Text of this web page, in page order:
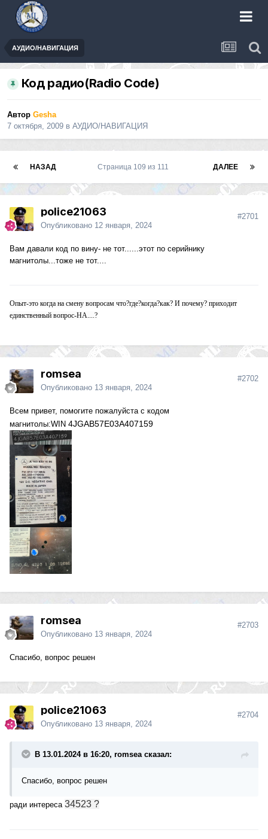
АУДИО/НАВИГАЦИЯ
Код радио(Radio Code)
Автор Gesha
7 октября, 2009 в АУДИО/НАВИГАЦИЯ
НАЗАД ДАЛЕЕ
Страница 109 из 111
police21063
Опубликовано 12 января, 2024
#2701
Вам давали код по вину- не тот......этот по серийнику
магнитолы...тоже не тот....
Опыт-это когда на смену вопросам что?где?когда?как? И почему? приходит
единственный вопрос-НА....?
romsea
Опубликовано 13 января, 2024
#2702
Всем привет, помогите пожалуйста с кодом
магнитолы:WIN 4JGAB57E03A407159
romsea
Опубликовано 13 января, 2024
#2703
Спасибо, вопрос решен
police21063
Опубликовано 13 января, 2024
#2704
В 13.01.2024 в 16:20, romsea сказал:
Спасибо, вопрос решен
ради интереса 34523 ?